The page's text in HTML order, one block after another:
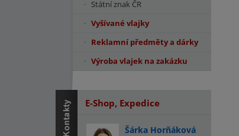
Státní znak ČR
Vyšívané vlajky
Reklamní předměty a dárky
Výroba vlajek na zakázku
E-Shop, Expedice
Šárka Horňáková